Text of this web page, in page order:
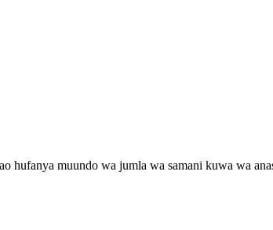
hufanya muundo wa jumla wa samani kuwa wa